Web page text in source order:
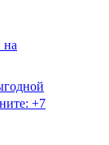
на
+7